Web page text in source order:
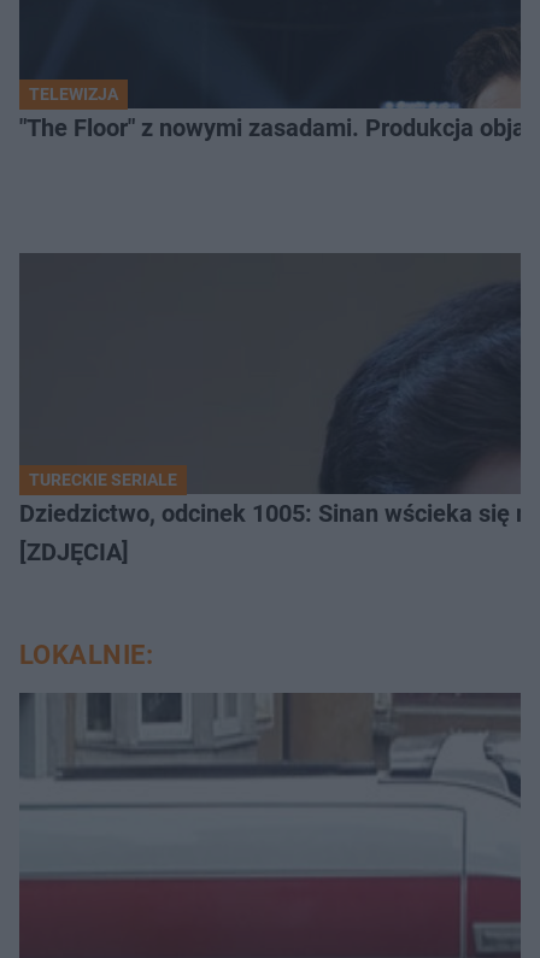
TELEWIZJA
"The Floor" z nowymi zasadami. Produkcja
TURECKIE SERIALE
Dziedzictwo, odcinek 1005: Sinan wścieka się
[ZDJĘCIA]
LOKALNIE: